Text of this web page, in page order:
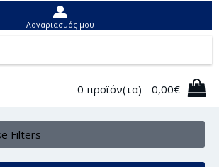
Λογαριασμός μου
0 προϊόν(τα) - 0,00€
Filters